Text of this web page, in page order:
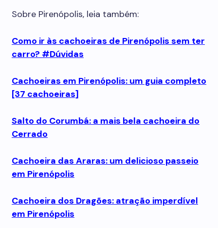
Sobre Pirenópolis, leia também:
Como ir às cachoeiras de Pirenópolis sem ter
carro? #Dúvidas
Cachoeiras em Pirenópolis: um guia completo
[37 cachoeiras]
Salto do Corumbá: a mais bela cachoeira do
Cerrado
Cachoeira das Araras: um delicioso passeio
em Pirenópolis
Cachoeira dos Dragões: atração imperdível
em Pirenópolis